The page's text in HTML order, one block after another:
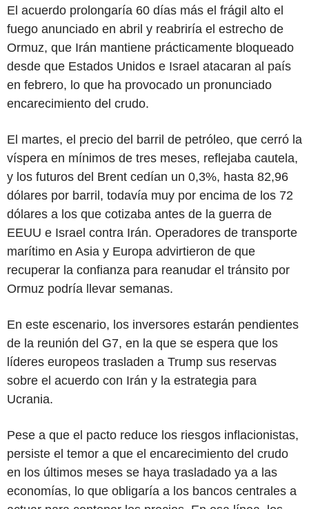
El acuerdo prolongaría 60 días más el frágil alto el
fuego anunciado en abril y reabriría el estrecho de
Ormuz, que Irán mantiene prácticamente bloqueado
desde que Estados Unidos e Israel atacaran al país
en febrero, lo que ha provocado un pronunciado
encarecimiento del crudo.
El martes, el precio del barril de petróleo, que cerró la
víspera en mínimos de tres meses, reflejaba cautela,
y los futuros del Brent cedían un 0,3%, hasta 82,96
dólares por barril, todavía muy por encima de los 72
dólares a los que cotizaba antes de la guerra de
EEUU e Israel contra Irán. Operadores de transporte
marítimo en Asia y Europa advirtieron de que
recuperar la confianza para reanudar el tránsito por
Ormuz podría llevar semanas.
En este escenario, los inversores estarán pendientes
de la reunión del G7, en la que se espera que los
líderes europeos trasladen a Trump sus reservas
sobre el acuerdo con Irán y la estrategia para
Ucrania.
Pese a que el pacto reduce los riesgos inflacionistas,
persiste el temor a que el encarecimiento del crudo
en los últimos meses se haya trasladado ya a las
economías, lo que obligaría a los bancos centrales a